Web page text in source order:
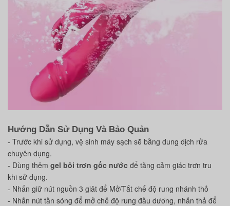
Hướng Dẫn Sử Dụng Và Bảo Quản
- Trước khi sử dụng, vệ sinh máy sạch sẽ bằng dung dịch rửa
chuyên dụng.
- Dùng thêm gel bôi trơn gốc nước để tăng cảm giác trơn tru
khi sử dụng.
- Nhấn giữ nút nguồn 3 giât để Mở/Tắt chế độ rung nhánh thỏ
- Nhấn nút tần sóng để mở chế độ rung đầu dương, nhấn thả để